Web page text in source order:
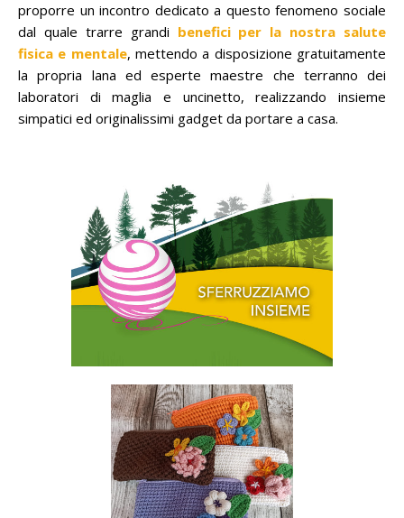
proporre un incontro dedicato a questo fenomeno sociale
dal quale trarre grandi benefici per la nostra salute
fisica e mentale, mettendo a disposizione gratuitamente
la propria lana ed esperte maestre che terranno dei
laboratori di maglia e uncinetto, realizzando insieme
simpatici ed originalissimi gadget da portare a casa.